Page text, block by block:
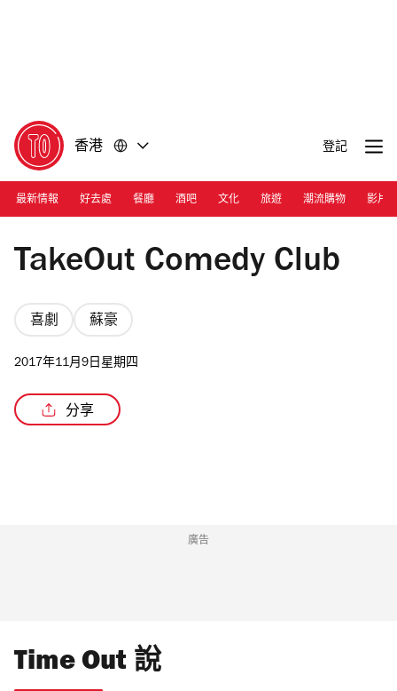
香港 登記
最新情報 好去處 餐廳 酒吧 文化 旅遊 潮流購物 影片
Long Guan
TakeOut Comedy Club
喜劇 蘇豪
2017年11月9日星期四
分享
廣告
Time Out 說